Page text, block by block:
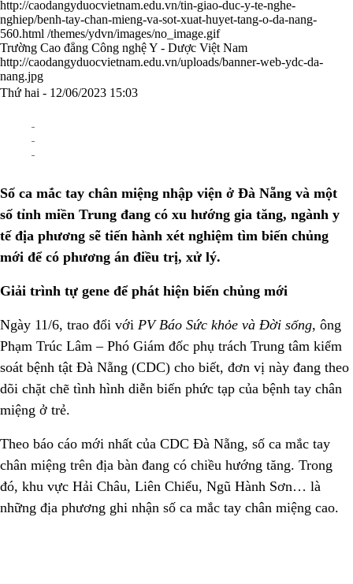
http://caodangyduocvietnam.edu.vn/tin-giao-duc-y-te-nghe-
nghiep/benh-tay-chan-mieng-va-sot-xuat-huyet-tang-o-da-nang-
560.html /themes/ydvn/images/no_image.gif
Trường Cao đẳng Công nghệ Y - Dược Việt Nam
http://caodangyduocvietnam.edu.vn/uploads/banner-web-ydc-da-
nang.jpg
Thứ hai - 12/06/2023 15:03
Số ca mắc tay chân miệng nhập viện ở Đà Nẵng và một
số tỉnh miền Trung đang có xu hướng gia tăng, ngành y
tế địa phương sẽ tiến hành xét nghiệm tìm biến chủng
mới để có phương án điều trị, xử lý.
Giải trình tự gene để phát hiện biến chủng mới
Ngày 11/6, trao đổi với PV Báo Sức khỏe và Đời sống, ông
Phạm Trúc Lâm – Phó Giám đốc phụ trách Trung tâm kiểm
soát bệnh tật Đà Nẵng (CDC) cho biết, đơn vị này đang theo
dõi chặt chẽ tình hình diễn biến phức tạp của bệnh tay chân
miệng ở trẻ.
Theo báo cáo mới nhất của CDC Đà Nẵng, số ca mắc tay
chân miệng trên địa bàn đang có chiều hướng tăng. Trong
đó, khu vực Hải Châu, Liên Chiểu, Ngũ Hành Sơn… là
những địa phương ghi nhận số ca mắc tay chân miệng cao.